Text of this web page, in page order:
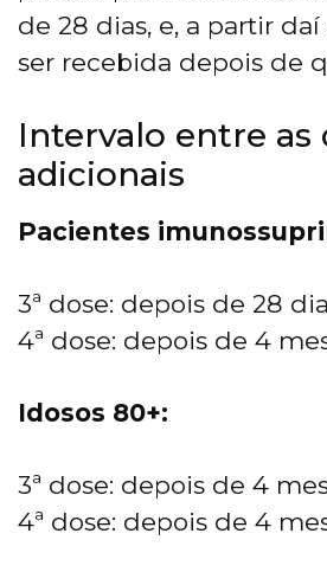
de 28 dias, e, a partir daí
ser recebida depois de
Intervalo entre as
adicionais
Pacientes
3ª dose: depois de 28
4ª dose: depois de 4
Idosos 80+:
3ª dose: depois de 4
4ª dose: depois de 4